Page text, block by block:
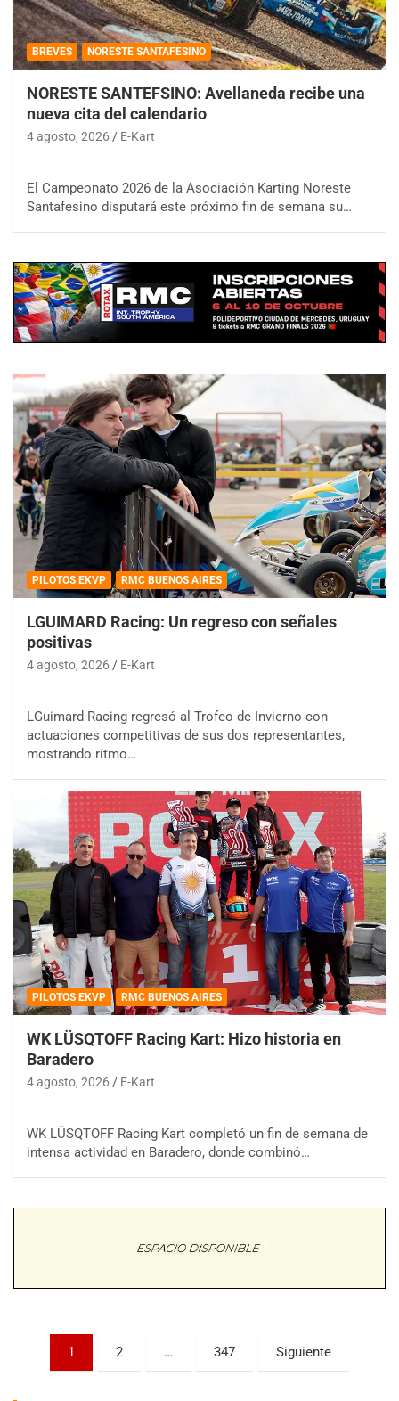
BREVES NORESTE SANTAFESINO
NORESTE SANTEFSINO: Avellaneda recibe una
nueva cita del calendario
4 agosto, 2026 E-Kart
El Campeonato 2026 de la Asociación Karting Noreste
Santafesino disputará este próximo fin de semana su…
PILOTOS EKVP RMC BUENOS AIRES
LGUIMARD Racing: Un regreso con señales
positivas
4 agosto, 2026 E-Kart
LGuimard Racing regresó al Trofeo de Invierno con
actuaciones competitivas de sus dos representantes,
mostrando ritmo…
PILOTOS EKVP RMC BUENOS AIRES
WK LÜSQTOFF Racing Kart: Hizo historia en
Baradero
4 agosto, 2026 E-Kart
WK LÜSQTOFF Racing Kart completó un fin de semana de
intensa actividad en Baradero, donde combinó…
Paginación
1 2 … 347 Siguiente
COBERTURA ESPECIAL DE E-KART.COM.AR
08/09-AGO
Ramiro Tot (Asfalto)
Trenque Lauquen (Buenos Aires)
Villaguay (Entre Ríos)